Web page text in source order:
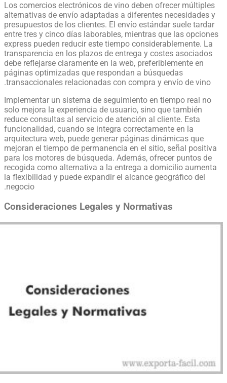
Los comercios electrónicos de vino deben ofrecer múltiples
alternativas de envío adaptadas a diferentes necesidades y
presupuestos de los clientes. El envío estándar suele tardar
entre tres y cinco días laborables, mientras que las opciones
express pueden reducir este tiempo considerablemente. La
transparencia en los plazos de entrega y costes asociados
debe reflejarse claramente en la web, preferiblemente en
páginas optimizadas que respondan a búsquedas
transaccionales relacionadas con compra y envío de vino.
Implementar un sistema de seguimiento en tiempo real no
solo mejora la experiencia de usuario, sino que también
reduce consultas al servicio de atención al cliente. Esta
funcionalidad, cuando se integra correctamente en la
arquitectura web, puede generar páginas dinámicas que
mejoran el tiempo de permanencia en el sitio, señal positiva
para los motores de búsqueda. Además, ofrecer puntos de
recogida como alternativa a la entrega a domicilio aumenta
la flexibilidad y puede expandir el alcance geográfico del
negocio.
Consideraciones Legales y Normativas